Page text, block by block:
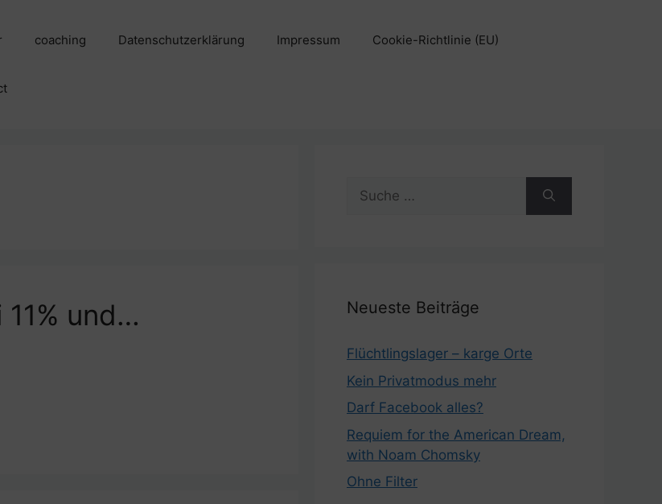
coaching Datenschutzerklärung Impressum Cookie-Richtlinie (EU)
und… Neueste Beiträge
Flüchtlingslager – karge Orte
Kein Privatmodus mehr
Darf Facebook alles?
Requiem for the American Dream,
with Noam Chomsky
Ohne Filter